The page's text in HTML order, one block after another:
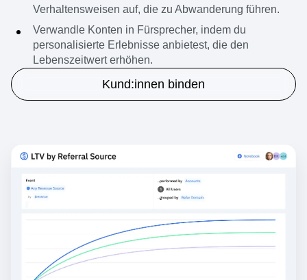
Teste und miss die Auswirkungen von Feature-
Releases und decke Feature-Bugs oder frühe
Verhaltensweisen auf, die zu Abwanderung führen.
Verwandle Konten in Fürsprecher, indem du
personalisierte Erlebnisse anbietest, die den
Lebenszeitwert erhöhen.